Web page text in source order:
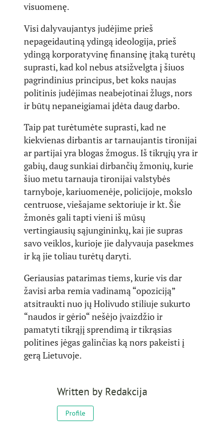
visuomenę.
Visi dalyvaujantys judėjime prieš
nepageidautiną ydingą ideologija, prieš
ydingą korporatyvinę finansinę įtaką turėtų
suprasti, kad kol nebus atsižvelgta į šiuos
pagrindinius principus, bet koks naujas
politinis judėjimas neabejotinai žlugs, nors
ir būtų nepaneigiamai įdėta daug darbo.
Taip pat turėtumėte suprasti, kad ne
kiekvienas dirbantis ar tarnaujantis tironijai
ar partijai yra blogas žmogus. Iš tikrųjų yra ir
gabių, daug sunkiai dirbančių žmonių, kurie
šiuo metu tarnauja tironijai valstybės
tarnyboje, kariuomenėje, policijoje, mokslo
centruose, viešajame sektoriuje ir kt. Šie
žmonės gali tapti vieni iš mūsų
vertingiausių sąjungininkų, kai jie supras
savo veiklos, kurioje jie dalyvauja pasekmes
ir ką jie toliau turėtų daryti.
Geriausias patarimas tiems, kurie vis dar
žavisi arba remia vadinamą “opoziciją”
atsitraukti nuo jų Holivudo stiliuje sukurto
“naudos ir gėrio“ nešėjo įvaizdžio ir
pamatyti tikrąjį sprendimą ir tikrąsias
politines jėgas galinčias ką nors pakeisti į
gerą Lietuvoje.
Written by Redakcija
Profile